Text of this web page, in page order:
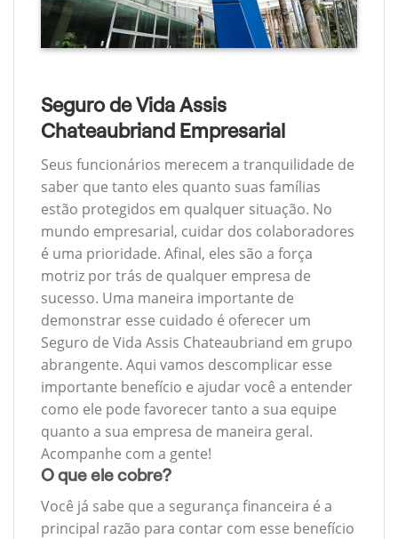
Seguro de Vida Assis
Chateaubriand Empresarial
Seus funcionários merecem a tranquilidade de
saber que tanto eles quanto suas famílias
estão protegidos em qualquer situação. No
mundo empresarial, cuidar dos colaboradores
é uma prioridade. Afinal, eles são a força
motriz por trás de qualquer empresa de
sucesso. Uma maneira importante de
demonstrar esse cuidado é oferecer um
Seguro de Vida Assis Chateaubriand em grupo
abrangente. Aqui vamos descomplicar esse
importante benefício e ajudar você a entender
como ele pode favorecer tanto a sua equipe
quanto a sua empresa de maneira geral.
Acompanhe com a gente!
O que ele cobre?
Você já sabe que a segurança financeira é a
principal razão para contar com esse benefício